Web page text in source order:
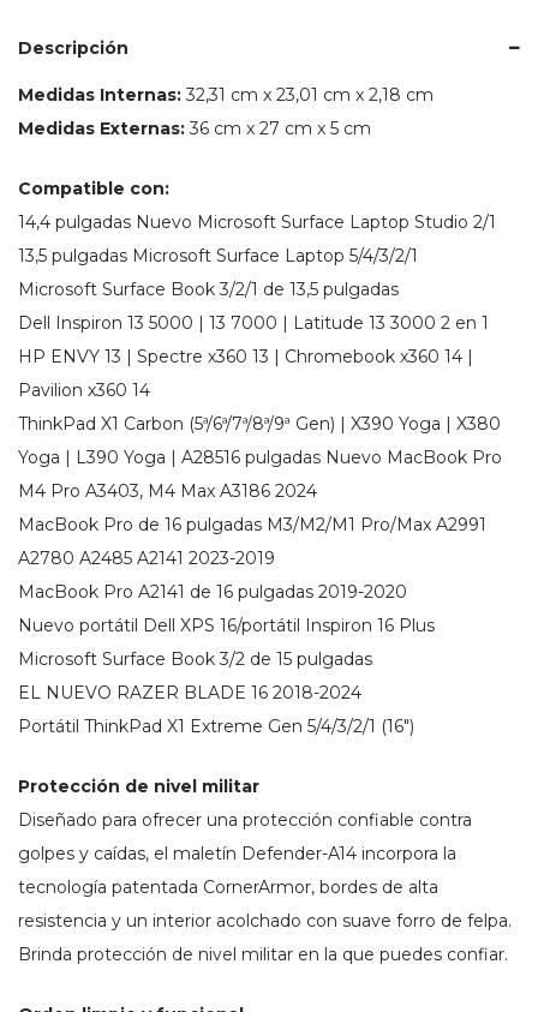
14,4"
Descripción
Medidas Internas:32,31 cm x 23,01 cm x 2,18 cm
Medidas Externas:36 cm x 27 cm x 5 cm
Compatible con:
14,4 pulgadas Nuevo Microsoft Surface Laptop Studio 2/1
13,5 pulgadas Microsoft Surface Laptop 5/4/3/2/1
Microsoft Surface Book 3/2/1 de 13,5 pulgadas
Dell Inspiron 13 5000 | 13 7000 | Latitude 13 3000 2 en 1
HP ENVY 13 | Spectre x360 13 | Chromebook x360 14 |
Pavilion x360 14
ThinkPad X1 Carbon (5ª/6ª/7ª/8ª/9ª Gen) | X390 Yoga | X380
Yoga | L390 Yoga | A28516 pulgadas Nuevo MacBook Pro
M4 Pro A3403, M4 Max A3186 2024
MacBook Pro de 16 pulgadas M3/M2/M1 Pro/Max A2991
A2780 A2485 A2141 2023-2019
MacBook Pro A2141 de 16 pulgadas 2019-2020
Nuevo portátil Dell XPS 16/portátil Inspiron 16 Plus
Microsoft Surface Book 3/2 de 15 pulgadas
EL NUEVO RAZER BLADE 16 2018-2024
Portátil ThinkPad X1 Extreme Gen 5/4/3/2/1 (16″)
Protección de nivel militar
Diseñado para ofrecer una protección confiable contra
golpes y caídas, el maletín Defender-A14 incorpora la
tecnología patentada CornerArmor, bordes de alta
resistencia y un interior acolchado con suave forro de felpa.
Brinda protección de nivel militar en la que puedes confiar.